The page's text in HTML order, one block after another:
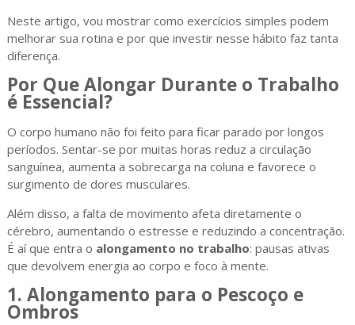
Neste artigo, vou mostrar como exercícios simples podem
melhorar sua rotina e por que investir nesse hábito faz tanta
diferença.
Por Que Alongar Durante o Trabalho
é Essencial?
O corpo humano não foi feito para ficar parado por longos
períodos. Sentar-se por muitas horas reduz a circulação
sanguínea, aumenta a sobrecarga na coluna e favorece o
surgimento de dores musculares.
Além disso, a falta de movimento afeta diretamente o
cérebro, aumentando o estresse e reduzindo a concentração.
É aí que entra o alongamento no trabalho: pausas ativas
que devolvem energia ao corpo e foco à mente.
1. Alongamento para o Pescoço e
Ombros